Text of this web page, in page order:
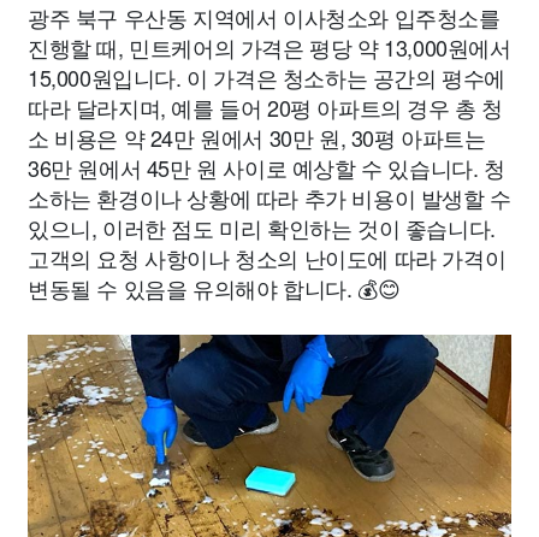
광주 북구 우산동 지역에서 이사청소와 입주청소를
진행할 때, 민트케어의 가격은 평당 약 13,000원에서
15,000원입니다. 이 가격은 청소하는 공간의 평수에
따라 달라지며, 예를 들어 20평 아파트의 경우 총 청
소 비용은 약 24만 원에서 30만 원, 30평 아파트는
36만 원에서 45만 원 사이로 예상할 수 있습니다. 청
소하는 환경이나 상황에 따라 추가 비용이 발생할 수
있으니, 이러한 점도 미리 확인하는 것이 좋습니다.
고객의 요청 사항이나 청소의 난이도에 따라 가격이
변동될 수 있음을 유의해야 합니다. 💰😊